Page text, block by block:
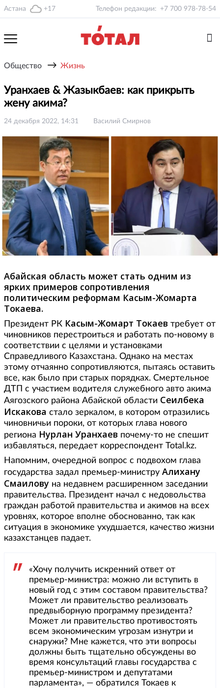
Астана +17 Телефон редакции: +7 700 978-78-54
Общество → Жизнь
Уранхаев & Жазыкбаев: как прикрыть
жену акима?
24 декабря 2022, 14:31 Василий Смирнов
Абайская область может стать одним из
ярких примеров сопротивления
политическим реформам Касым-Жомарта
Токаева.
Президент РК Касым-Жомарт Токаев требует от
чиновников перестроиться и работать по-новому в
соответствии с целями и установками
Справедливого Казахстана. Однако на местах
этому отчаянно сопротивляются, пытаясь оставить
все, как было при старых порядках. Смертельное
ДТП с участием водителя служебного авто акима
Аягозского района Абайской области Сеилбека
Искакова стало зеркалом, в котором отразились
чиновничьи пороки, от которых глава нового
региона Нурлан Уранхаев почему-то не спешит
избавляться, передает корреспондент Total.kz.
Напомним, очередной вопрос с подвохом глава
государства задал премьер-министру Алихану
Смаилову на недавнем расширенном заседании
правительства. Президент начал с недовольства
граждан работой правительства и акимов на всех
уровнях, которое вполне обоснованно, так как
ситуация в экономике ухудшается, качество жизни
казахстанцев падает.
«Хочу получить искренний ответ от
премьер-министра: можно ли вступить в
новый год с этим составом правительства?
Может ли правительство реализовать
предвыборную программу президента?
Может ли правительство противостоять
всем экономическим угрозам изнутри и
снаружи? Мне кажется, что эти вопросы
должны быть тщательно обсуждены во
время консультаций главы государства с
премьер-министром и депутатами
парламента», — обратился Токаев к